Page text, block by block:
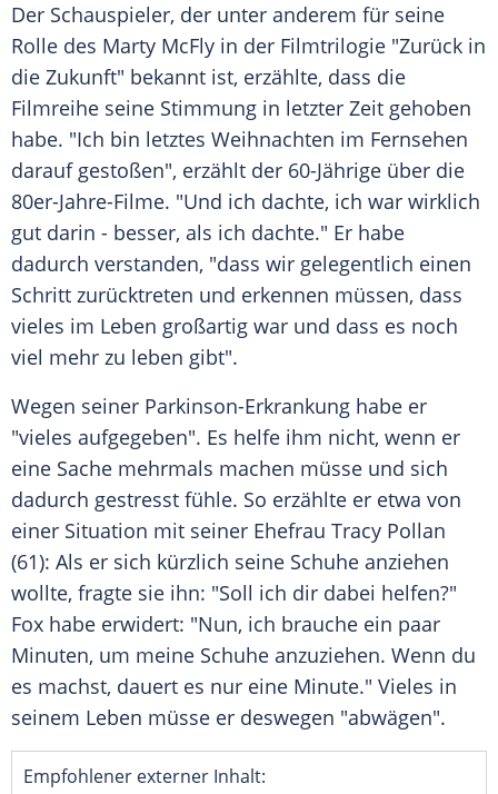
Der Schauspieler, der unter anderem für seine
Rolle des Marty McFly in der Filmtrilogie "Zurück in
die Zukunft" bekannt ist, erzählte, dass die
Filmreihe seine Stimmung in letzter Zeit gehoben
habe. "Ich bin letztes Weihnachten im Fernsehen
darauf gestoßen", erzählt der 60-Jährige über die
80er-Jahre-Filme. "Und ich dachte, ich war wirklich
gut darin - besser, als ich dachte." Er habe
dadurch verstanden, "dass wir gelegentlich einen
Schritt zurücktreten und erkennen müssen, dass
vieles im Leben großartig war und dass es noch
viel mehr zu leben gibt".
Wegen seiner Parkinson-Erkrankung habe er
"vieles aufgegeben". Es helfe ihm nicht, wenn er
eine Sache mehrmals machen müsse und sich
dadurch gestresst fühle. So erzählte er etwa von
einer Situation mit seiner Ehefrau Tracy Pollan
(61): Als er sich kürzlich seine Schuhe anziehen
wollte, fragte sie ihn: "Soll ich dir dabei helfen?"
Fox habe erwidert: "Nun, ich brauche ein paar
Minuten, um meine Schuhe anzuziehen. Wenn du
es machst, dauert es nur eine Minute." Vieles in
seinem Leben müsse er deswegen "abwägen".
Empfohlener externer Inhalt: